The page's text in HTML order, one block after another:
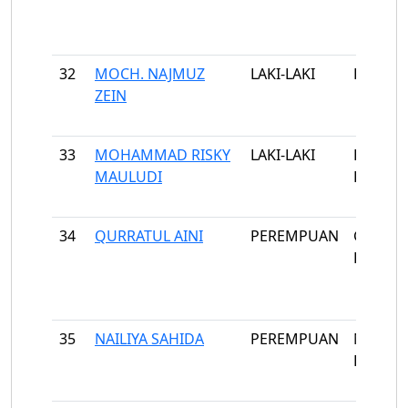
32
MOCH. NAJMUZ
ZEIN
LAKI-LAKI
33
MOHAMMAD RISKY
MAULUDI
LAKI-LAKI
KENEK
34 QURRATUL AINI PEREMPUAN
35 NAILIYA SAHIDA PEREMPUAN
BARAT